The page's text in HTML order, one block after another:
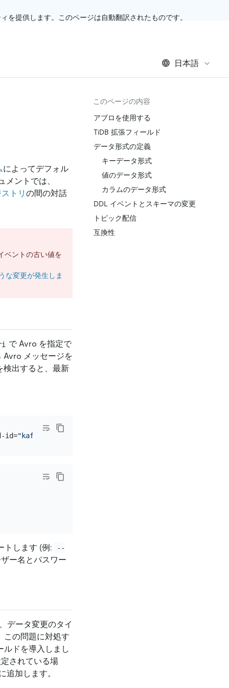
提供します。このページは自動翻訳されたものです。
日本語
によってデフォル
ントでは、
トリ の間の対話
ベントの古い値を
な変更が発生しま
で Avro を指定で
Avro メッセージを
検出すると、最新
id="kafka-avro"
トします (例:
--
ー名とパスワー
データ変更のタイ
この問題に対処す
ルドを導入しまし
されている場
加します。
このページの内容
アブロを使用する
TiDB 拡張フィールド
データ形式の定義
キーデータ形式
値のデータ形式
カラムのデータ形式
DDL イベントとスキーマの変更
トピック配信
互換性